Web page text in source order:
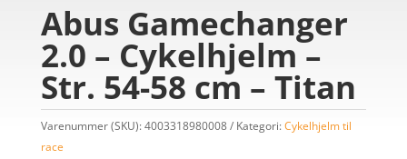
Abus Gamechanger
2.0 – Cykelhjelm –
Str. 54-58 cm – Titan
Varenummer (SKU):4003318980008 Kategori:Cykelhjelm til
race